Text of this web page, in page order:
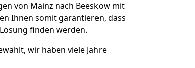
von Mainz nach Beeskow mit
Ihnen somit garantieren, dass
finden werden.
wir haben viele Jahre